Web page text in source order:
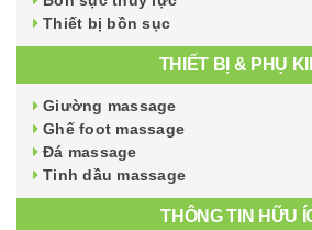
Thiết bị bồn sục
THIẾT BỊ & PHỤ
Giường massage
Ghế foot massage
Đá massage
Tinh dầu massage
THÔNG TIN HỮU